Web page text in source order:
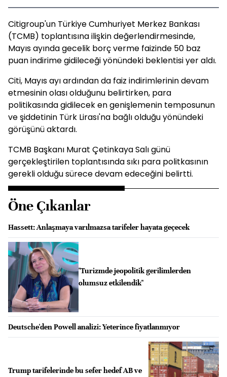
Citigroup'un Türkiye Cumhuriyet Merkez Bankası
(TCMB) toplantısına ilişkin değerlendirmesinde,
Mayıs ayında gecelik borç verme faizinde 50 baz
puan indirime gidileceği yönündeki beklentisi yer aldı.
Citi, Mayıs ayı ardından da faiz indirimlerinin devam
etmesinin olası olduğunu belirtirken, para
politikasında gidilecek en genişlemenin temposunun
ve şiddetinin Türk Lirası'na bağlı olduğu yönündeki
görüşünü aktardı.
TCMB Başkanı Murat Çetinkaya Salı günü
gerçekleştirilen toplantısında sıkı para politkasının
gerekli olduğu sürece devam edeceğini belirtti.
Öne Çıkanlar
Hassett: Anlaşmaya varılmazsa tarifeler hayata geçecek
"Turizmde jeopolitik gerilimlerden
olumsuz etkilendik"
Deutsche'den Powell analizi: Yeterince fiyatlanmıyor
Trump tarifelerinde bu sefer hedef AB ve